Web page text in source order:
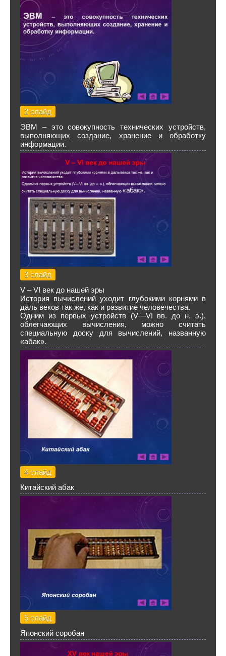
2 слайд
ЭВМ – это совокупность технических устройств,
выполняющих создание, хранение и обработку
информации.
3 слайд
V – VI век до нашей эры
История вычислений уходит глубокими корнями в
даль веков так же, как и развитие человечества.
Одним из первых устройств (V—VI вв. до н. э.),
облегчающих вычисления, можно считать
специальную доску для вычислений, названную
«абак».
4 слайд
Китайский абак
5 слайд
Японский соробан